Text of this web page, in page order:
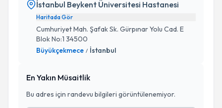
İstanbul Beykent Üniversitesi Hastanesi
Haritada Gör
Cumhuriyet Mah. Şafak Sk. Gürpınar Yolu Cad. E
Blok No:1 34500
Büyükçekmece / İstanbul
En Yakın Müsaitlik
Bu adres için randevu bilgileri görüntülenemiyor.